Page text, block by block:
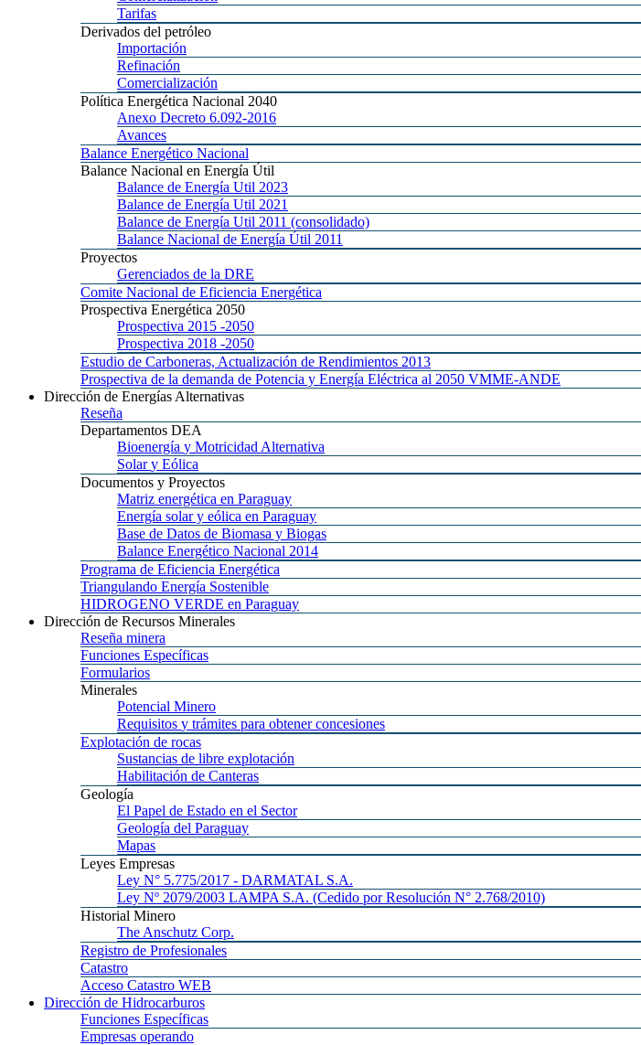
Tarifas
Derivados del petróleo
Importación
Refinación
Comercialización
Política Energética Nacional 2040
Anexo Decreto 6.092-2016
Avances
Balance Energético Nacional
Balance Nacional en Energía Útil
Balance de Energía Util 2023
Balance de Energía Util 2021
Balance de Energía Util 2011 (consolidado)
Balance Nacional de Energía Útil 2011
Proyectos
Gerenciados de la DRE
Comite Nacional de Eficiencia Energética
Prospectiva Energética 2050
Prospectiva 2015 -2050
Prospectiva 2018 -2050
Estudio de Carboneras, Actualización de Rendimientos 2013
Prospectiva de la demanda de Potencia y Energía Eléctrica al 2050 VMME-ANDE
Dirección de Energías Alternativas
Reseña
Departamentos DEA
Bioenergía y Motricidad Alternativa
Solary Eólica
Documentos y Proyectos
Matriz energética en Paraguay
Energía solar y eólica en Paraguay
Base de Datos de Biomasa y Biogas
Balance Energético Nacional 2014
Programa de Eficiencia Energética
Triangulando Energía Sostenible
HIDROGENO VERDE en Paraguay
Dirección de Recursos Minerales
Reseña minera
Funciones Específicas
Formularios
Minerales
Potencial Minero
Requisitos y trámites para obtener concesiones
Explotación de rocas
Sustancias de libre explotación
Habilitación de Canteras
Geología
El Papel de Estado en el Sector
Geología del Paraguay
Mapas
Leyes Empresas
Ley N° 5.775/2017 - DARMATAL S.A.
Ley Nº 2079/2003 LAMPA S.A. (Cedido por Resolución N° 2.768/2010)
Historial Minero
The Anschutz Corp.
Registro de Profesionales
Catastro
Acceso Catastro WEB
Dirección de Hidrocarburos
Funciones Específicas
Empresas operando